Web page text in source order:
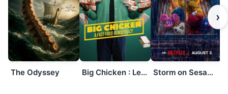
The Odyssey Big Chicken : Le complot de la malbouffe Storm on Sesame Street
›